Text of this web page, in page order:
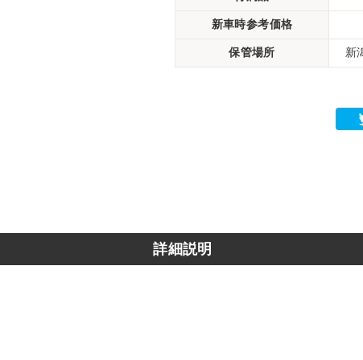
新車時参考価格
保管場所 新
詳細説明